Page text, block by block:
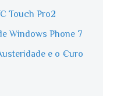
Touch Pro2
Windows Phone 7
e o €uro